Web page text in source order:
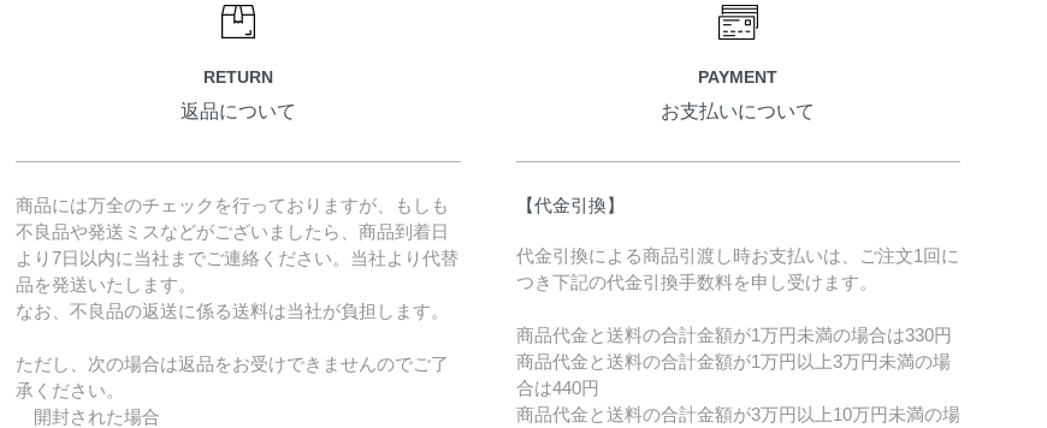
RETURN
返品について
商品には万全のチェックを行っておりますが、もしも
不良品や発送ミスなどがございましたら、商品到着日
より7日以内に当社までご連絡ください。当社より代替
品を発送いたします。
なお、不良品の返送に係る送料は当社が負担します。
ただし、次の場合は返品をお受けできませんのでご了
承ください。
開封された場合
PAYMENT
お支払いについて
【代金引換】
代金引換による商品引渡し時お支払いは、ご注文1回に
つき下記の代金引換手数料を申し受けます。
商品代金と送料の合計金額が1万円未満の場合は330円
商品代金と送料の合計金額が1万円以上3万円未満の場
合は440円
商品代金と送料の合計金額が3万円以上10万円未満の場